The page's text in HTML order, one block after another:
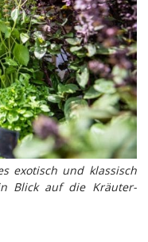
exotisch und klassisch
Blick auf die Kräuter-